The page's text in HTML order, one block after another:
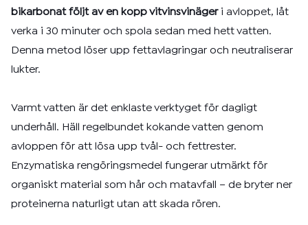
bikarbonat följt av en kopp vitvinsvinägeri avloppet, låt
verka i 30 minuter och spola sedan med hett vatten.
Denna metod löser upp fettavlagringar och neutraliserar
lukter.
Varmt vatten är det enklaste verktyget för dagligt
underhåll. Häll regelbundet kokande vatten genom
avloppen för att lösa upp tvål- och fettrester.
Enzymatiska rengöringsmedel fungerar utmärkt för
organiskt material som hår och matavfall – de bryter ner
proteinerna naturligt utan att skada rören.